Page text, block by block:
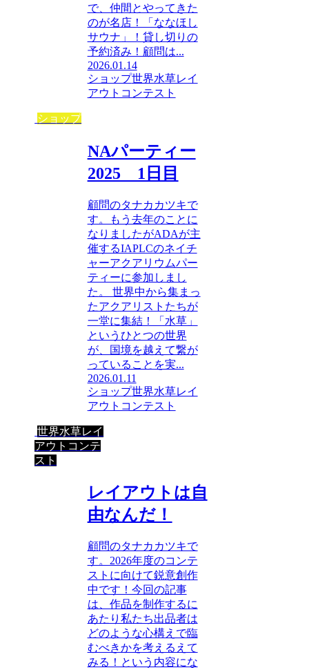
で、仲間とやってきた
のが名店！「ななほし
サウナ」！貸し切りの
予約済み！顧問は...
2026.01.14
ショップ世界水草レイ
アウトコンテスト
ショップ
NAパーティー
2025 1日目
顧問のタナカカツキで
す。もう去年のことに
なりましたがADAが主
催するIAPLCのネイチ
ャーアクアリウムパー
ティーに参加しまし
た。 世界中から集まっ
たアクアリストたちが
一堂に集結！「水草」
というひとつの世界
が、国境を越えて繋が
っていることを実...
2026.01.11
ショップ世界水草レイ
アウトコンテスト
世界水草レイ
アウトコンテ
スト
レイアウトは自
由なんだ！
顧問のタナカカツキで
す。2026年度のコンテ
ストに向けて鋭意創作
中です！今回の記事
は、作品を制作するに
あたり私たち出品者は
どのような心構えで臨
むべきかを考えるえて
みる！という内容にな